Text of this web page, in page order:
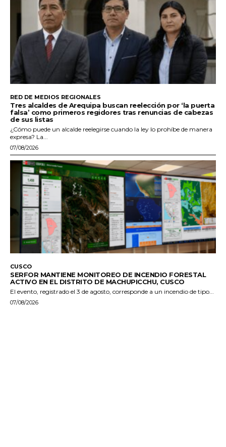
RED DE MEDIOS REGIONALES
Tres alcaldes de Arequipa buscan reelección por ‘la puerta
falsa’ como primeros regidores tras renuncias de cabezas
de sus listas
¿Cómo puede un alcalde reelegirse cuando la ley lo prohíbe de manera
expresa? La...
07/08/2026
CUSCO
SERFOR MANTIENE MONITOREO DE INCENDIO FORESTAL
ACTIVO EN EL DISTRITO DE MACHUPICCHU, CUSCO
El evento, registrado el 3 de agosto, corresponde a un incendio de tipo...
07/08/2026